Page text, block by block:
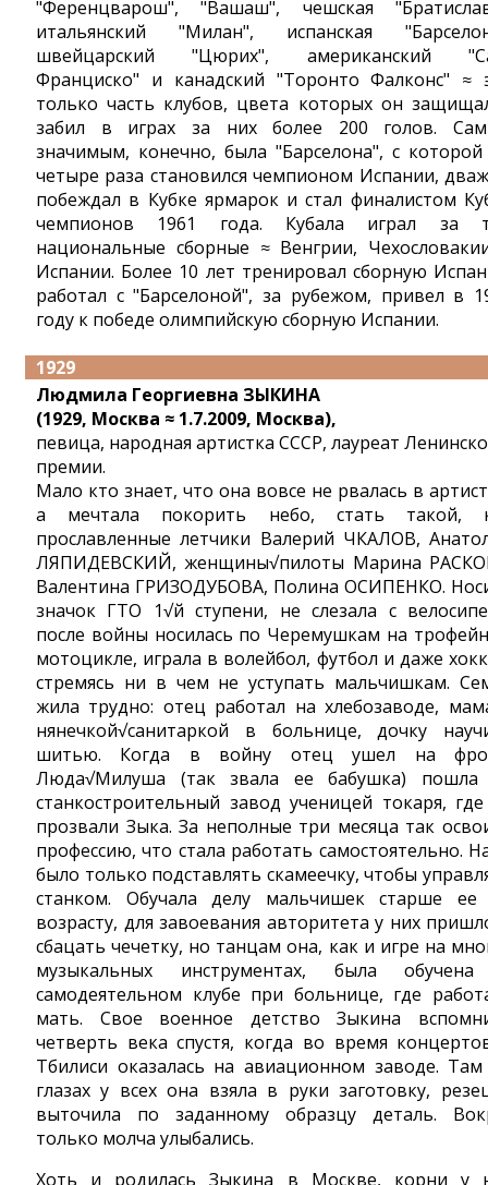
"Ференцварош", "Вашаш", чешская
итальянский "Милан", испанская
швейцарский "Цюрих", американский
Франциско" и канадский "Торонто Фалконс" ≈
только часть клубов, цвета которых он
забил в играх за них более 200 голов.
значимым, конечно, была "Барселона", с
четыре раза становился чемпионом Испании,
побеждал в Кубке ярмарок и стал финалистом
чемпионов 1961 года. Кубала играл за
национальные сборные ≈ Венгрии,
Испании. Более 10 лет тренировал сборную
работал с "Барселоной", за рубежом, привел в
году к победе олимпийскую сборную Испании.
1929
Людмила Георгиевна ЗЫКИНА
(1929, Москва ≈ 1.7.2009, Москва),
певица, народная артистка СССР, лауреат
премии.
Мало кто знает, что она вовсе не рвалась в
а мечтала покорить небо, стать такой,
прославленные летчики Валерий ЧКАЛОВ,
ЛЯПИДЕВСКИЙ, женщины√пилоты Марина
Валентина ГРИЗОДУБОВА, Полина ОСИПЕНКО.
значок ГТО 1√й ступени, не слезала с
после войны носилась по Черемушкам на
мотоцикле, играла в волейбол, футбол и даже
стремясь ни в чем не уступать мальчишкам.
жила трудно: отец работал на хлебозаводе,
нянечкой√санитаркой в больнице, дочку
шитью. Когда в войну отец ушел на
Люда√Милуша (так звала ее бабушка) пошла
станкостроительный завод ученицей токаря,
прозвали Зыка. За неполные три месяца так
профессию, что стала работать самостоятельно.
было только подставлять скамеечку, чтобы
станком. Обучала делу мальчишек старше
возрасту, для завоевания авторитета у них
сбацать чечетку, но танцам она, как и игре на
музыкальных инструментах, была
самодеятельном клубе при больнице, где
мать. Свое военное детство Зыкина
четверть века спустя, когда во время
Тбилиси оказалась на авиационном заводе.
глазах у всех она взяла в руки заготовку,
выточила по заданному образцу деталь.
только молча улыбались.
Хоть и родилась Зыкина в Москве, корни у